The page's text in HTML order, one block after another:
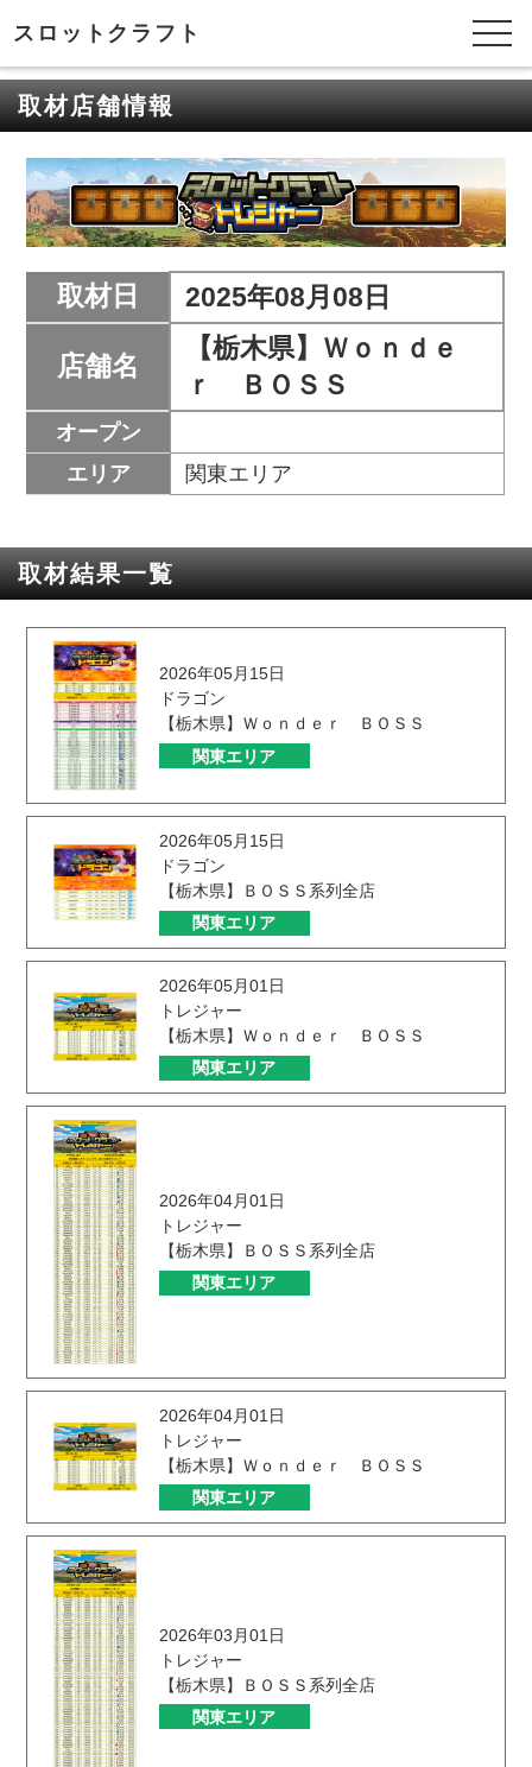
スロットクラフト
取材店舗情報
取材日 2025年08月08日
店舗名
【栃木県】Ｗｏｎｄｅ
ｒ ＢＯＳＳ
オープン
エリア
関東エリア
取材結果一覧
2026年05月15日
ドラゴン
【栃木県】Ｗｏｎｄｅｒ ＢＯＳＳ
関東エリア
2026年05月15日
ドラゴン
【栃木県】ＢＯＳＳ系列全店
関東エリア
2026年05月01日
トレジャー
【栃木県】Ｗｏｎｄｅｒ ＢＯＳＳ
関東エリア
2026年04月01日
トレジャー
【栃木県】ＢＯＳＳ系列全店
関東エリア
2026年04月01日
トレジャー
【栃木県】Ｗｏｎｄｅｒ ＢＯＳＳ
関東エリア
2026年03月01日
トレジャー
【栃木県】ＢＯＳＳ系列全店
関東エリア